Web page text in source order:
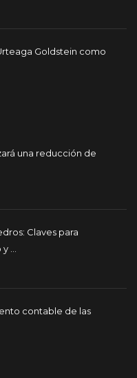
Goldstein como
una reducción de
Claves para
...
contable de las